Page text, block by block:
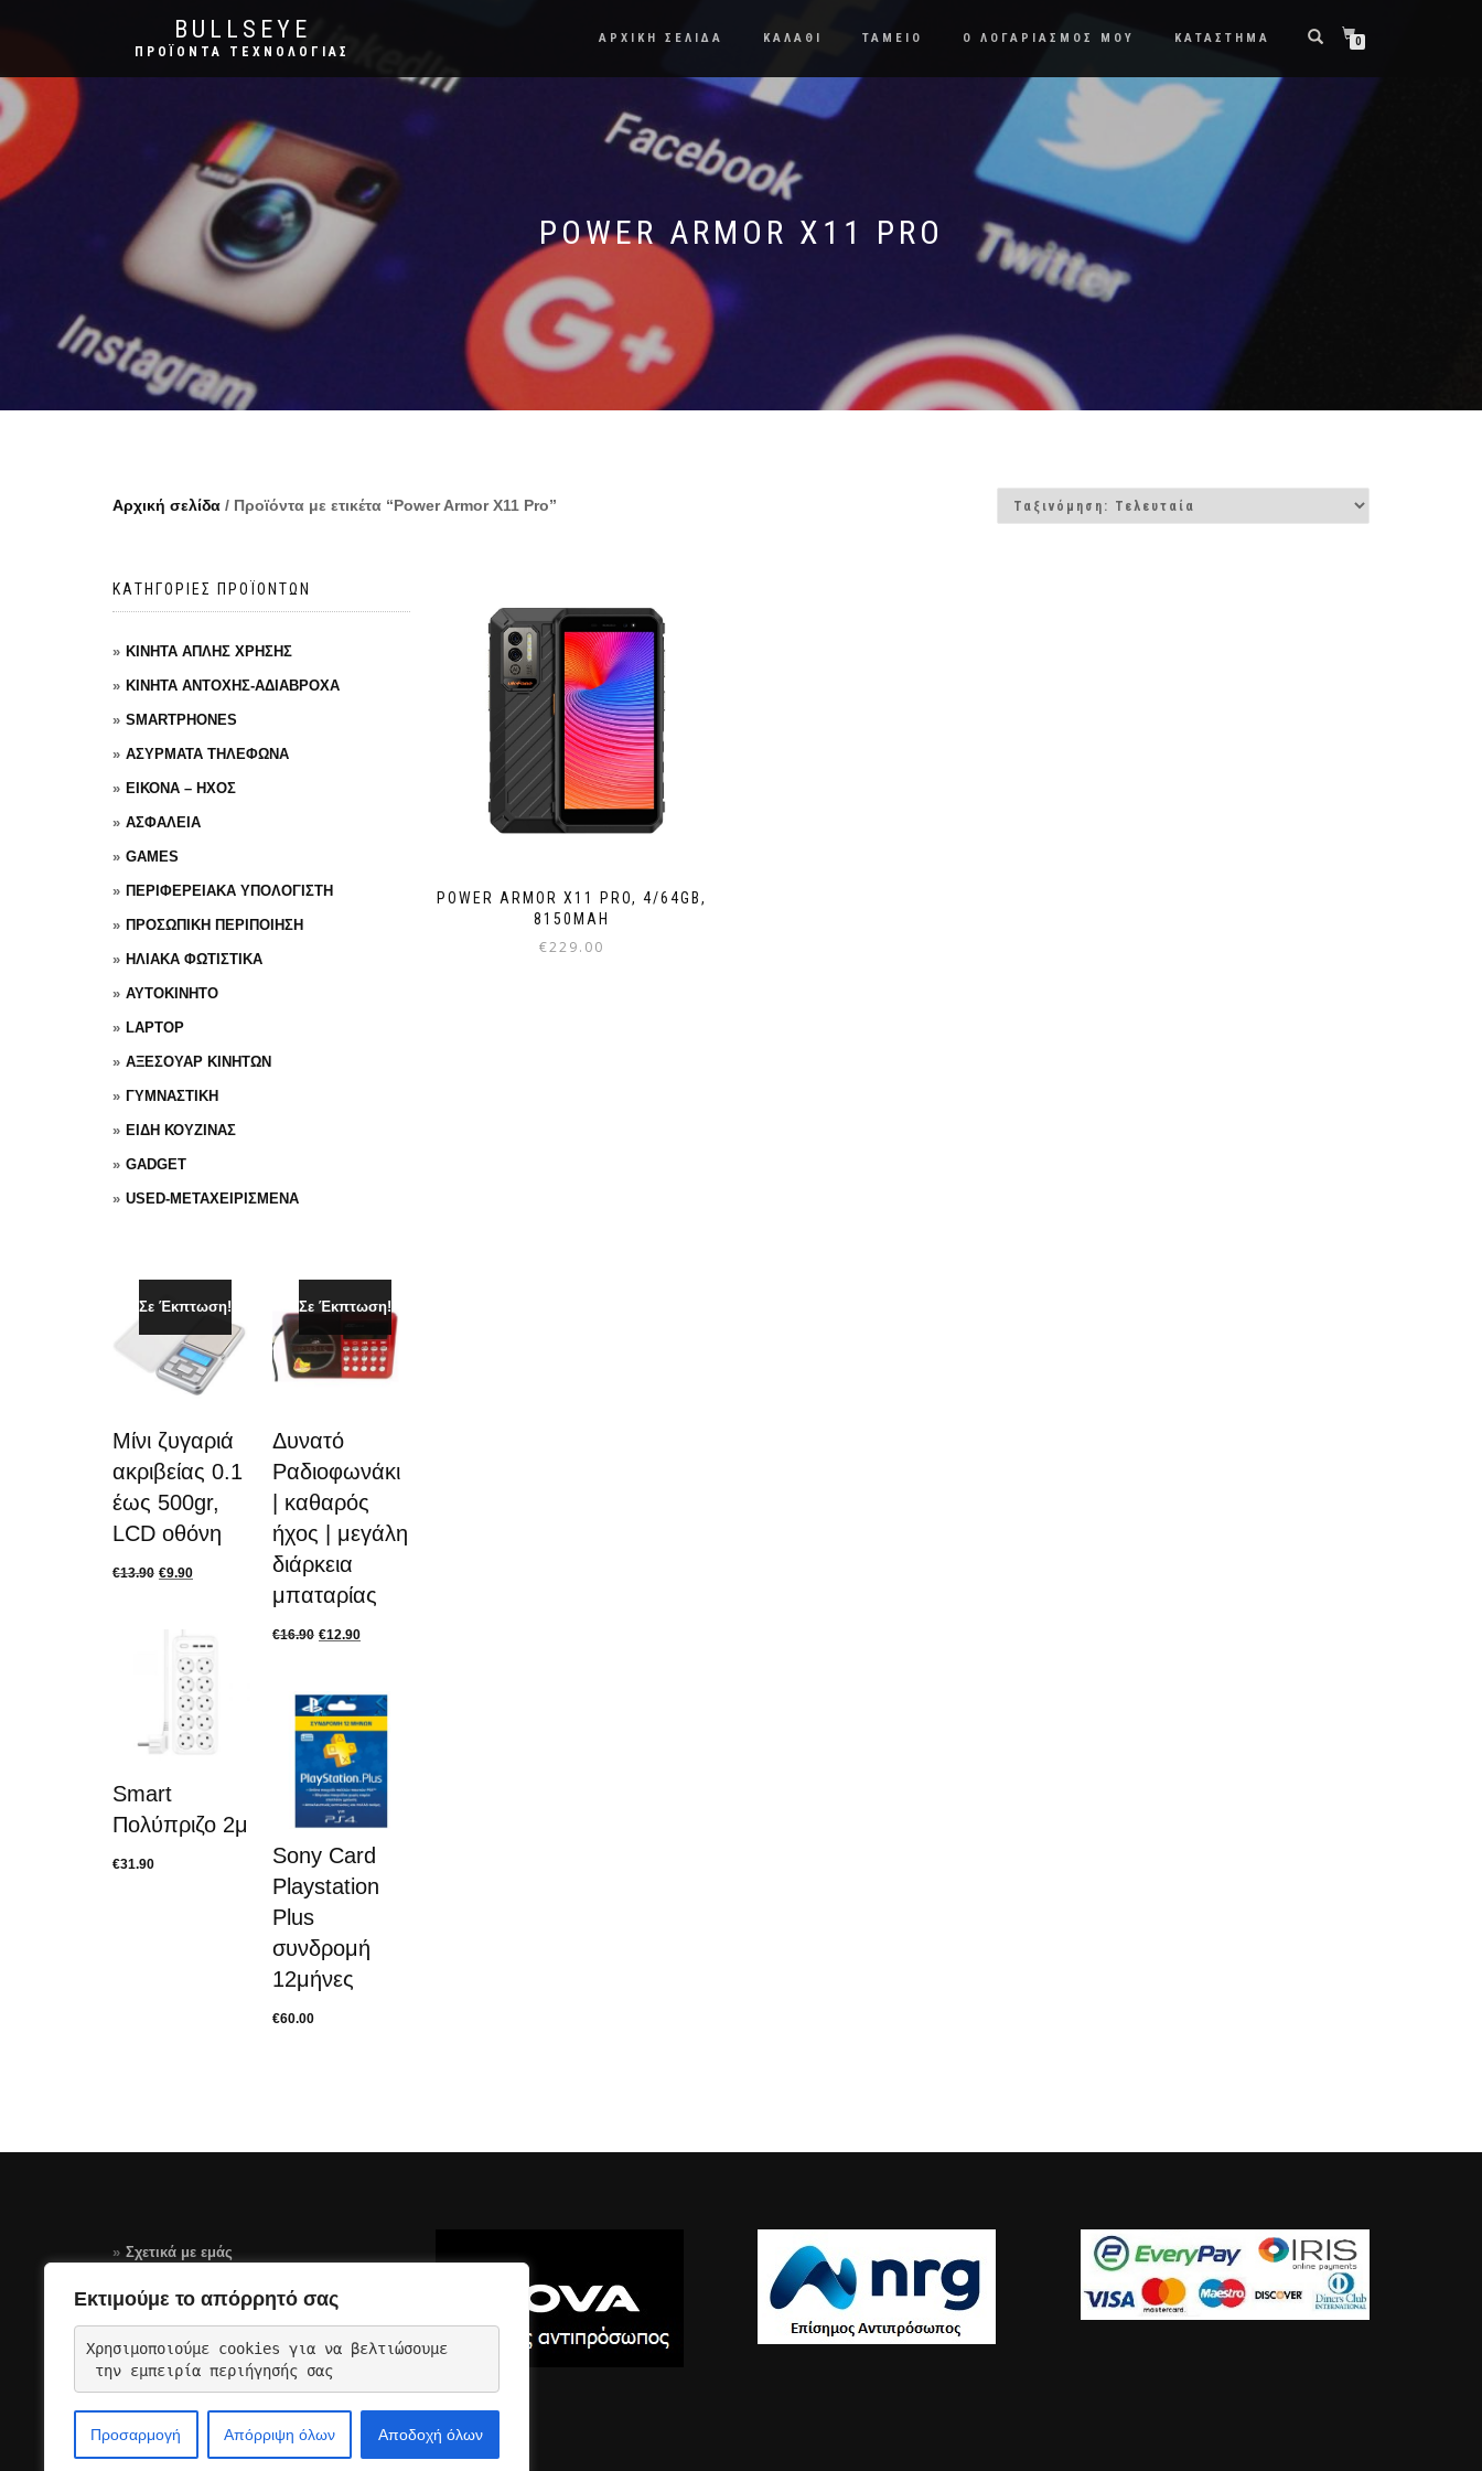
Εκτιμούμε το απόρρητό σας
Χρησιμοποιούμε cookies για να βελτιώσουμε
την εμπειρία περιήγησής σας
Προσαρμογή Απόρριψη όλων Αποδοχή όλων
BULLSEYE
ΠΡΟΪΌΝΤΑ ΤΕΧΝΟΛΟΓΊΑΣ
ΑΡΧΙΚΗ ΣΕΛΙΔΑ ΚΑΛΑΘΙ ΤΑΜΕΙΟ Ο ΛΟΓΑΡΙΑΣΜΟΣ ΜΟΥ ΚΑΤΑΣΤΗΜΑ 0
POWER ARMOR X11 PRO
Αρχική σελίδα / Προϊόντα με ετικέτα “Power Armor X11 Pro”
POWER ARMOR X11 PRO, 4/64GB,
8150MAH
€229.00
ΚΑΤΗΓΟΡΙΕΣ ΠΡΟΪΟΝΤΩΝ
ΚΙΝΗΤΑ ΑΠΛΗΣ ΧΡΗΣΗΣ
ΚΙΝΗΤΑ ΑΝΤΟΧΗΣ-ΑΔΙΑΒΡΟΧΑ
SMARTPHONES
ΑΣΥΡΜΑΤΑ ΤΗΛΕΦΩΝΑ
ΕΙΚΟΝΑ – ΗΧΟΣ
ΑΣΦΑΛΕΙΑ
GAMES
ΠΕΡΙΦΕΡΕΙΑΚΑ ΥΠΟΛΟΓΙΣΤΗ
ΠΡΟΣΩΠΙΚΗ ΠΕΡΙΠΟΙΗΣΗ
ΗΛΙΑΚΑ ΦΩΤΙΣΤΙΚΑ
ΑΥΤΟΚΙΝΗΤΟ
LAPTOP
ΑΞΕΣΟΥΑΡ ΚΙΝΗΤΩΝ
ΓΥΜΝΑΣΤΙΚΗ
ΕΙΔΗ ΚΟΥΖΙΝΑΣ
GADGET
USED-ΜΕΤΑΧΕΙΡΙΣΜΕΝΑ
Σε Έκπτωση!
Μίνι ζυγαριά
ακριβείας 0.1
έως 500gr,
LCD οθόνη
€13.90 €9.90
Smart
Πολύπριζο 2μ
€31.90
Σε Έκπτωση!
Δυνατό
Ραδιοφωνάκι
| καθαρός
ήχος | μεγάλη
διάρκεια
μπαταρίας
€16.90 €12.90
Sony Card
Playstation
Plus
συνδρομή
12μήνες
€60.00
Σχετικά με εμάς
Τρόποι Πληρωμής
Όροι Χρήσης Σελίδας-GDPR
Επικοινωνια